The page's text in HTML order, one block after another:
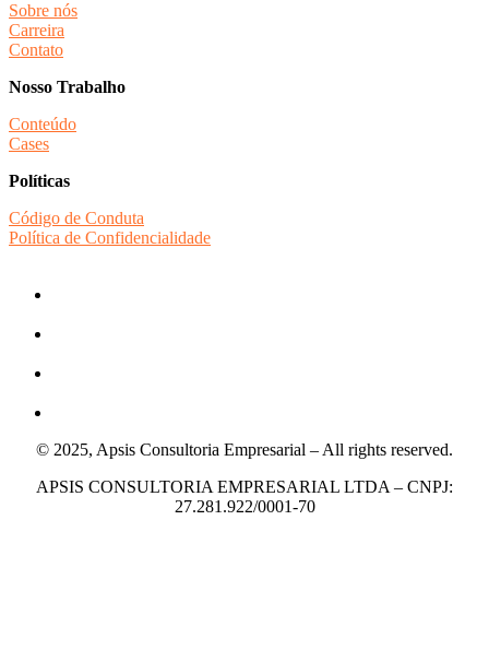
Sobre nós
Carreira
Contato
Nosso Trabalho
Conteúdo
Cases
Políticas
Código de Conduta
Política de Confidencialidade
© 2025, Apsis Consultoria Empresarial – All rights reserved.
APSIS CONSULTORIA EMPRESARIAL LTDA – CNPJ:
27.281.922/0001-70